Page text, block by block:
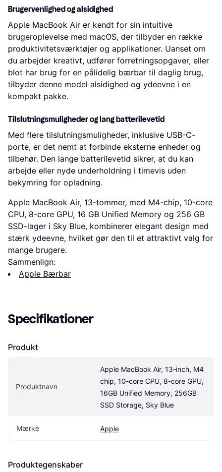
Brugervenlighed og alsidighed
Apple MacBook Air er kendt for sin intuitive
brugeroplevelse med macOS, der tilbyder en række
produktivitetsværktøjer og applikationer. Uanset om
du arbejder kreativt, udfører forretningsopgaver, eller
blot har brug for en pålidelig bærbar til daglig brug,
tilbyder denne model alsidighed og ydeevne i en
kompakt pakke.
Tilslutningsmuligheder og lang batterilevetid
Med flere tilslutningsmuligheder, inklusive USB-C-
porte, er det nemt at forbinde eksterne enheder og
tilbehør. Den lange batterilevetid sikrer, at du kan
arbejde eller nyde underholdning i timevis uden
bekymring for opladning.
Apple MacBook Air, 13-tommer, med M4-chip, 10-core
CPU, 8-core GPU, 16 GB Unified Memory og 256 GB
SSD-lager i Sky Blue, kombinerer elegant design med
stærk ydeevne, hvilket gør den til et attraktivt valg for
mange brugere.
Sammenlign:
Apple Bærbar
Specifikationer
Produkt
Produktnavn
Apple MacBook Air, 13-inch, M4
chip, 10-core CPU, 8-core GPU,
16GB Unified Memory, 256GB
SSD Storage, Sky Blue
Mærke Apple
Produktegenskaber